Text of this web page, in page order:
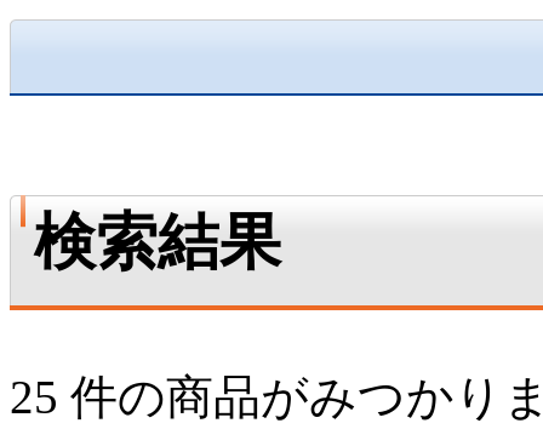
検索結果
25 件の商品がみつかり